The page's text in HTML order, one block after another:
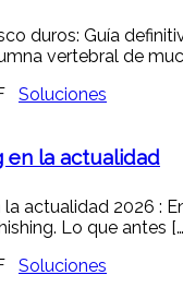
duros: Guía
vertebral de
Soluciones
en la actualidad
la actualidad 2026 :
Lo que antes
Soluciones